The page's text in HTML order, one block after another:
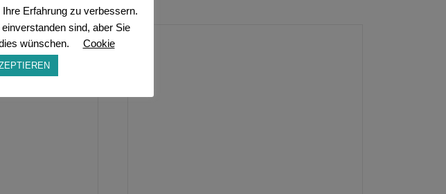
Erfahrung zu verbessern.
sind, aber Sie
wünschen.
Cookie